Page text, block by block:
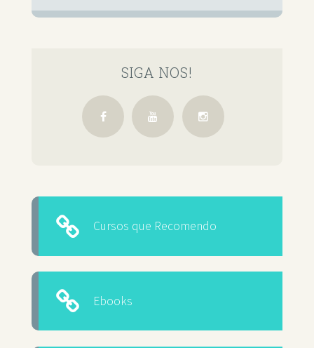
SIGA NOS!
Cursos que Recomendo
Ebooks